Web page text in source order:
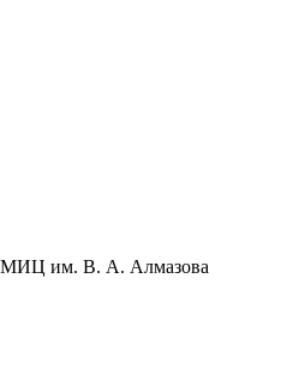
им. В. А. Алмазова